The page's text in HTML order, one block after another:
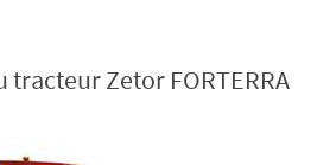
tracteur Zetor FORTERRA